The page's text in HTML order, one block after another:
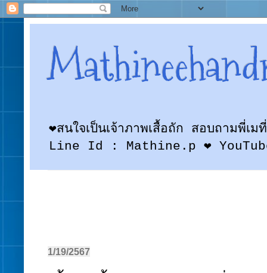
❤สนใจเป็นเจ้าภาพเสื้อถัก สอบถามพี่
Line Id : Mathine.p ❤
1/19/2567